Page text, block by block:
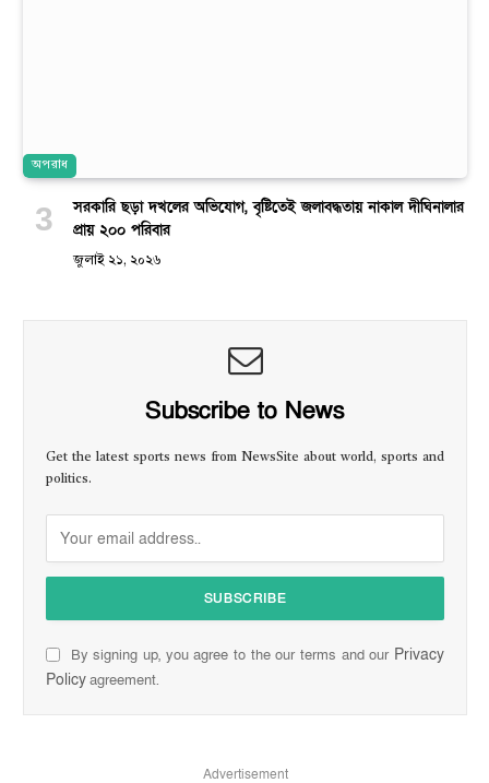
অপরাধ
সরকারি ছড়া দখলের অভিযোগ, বৃষ্টিতেই জলাবদ্ধতায় নাকাল দীঘিনালার
প্রায় ২০০ পরিবার
জুলাই ২১, ২০২৬
Subscribe to News
Get the latest sports news from NewsSite about world, sports and
politics.
By signing up, you agree to the our terms and our Privacy
Policyagreement.
Advertisement